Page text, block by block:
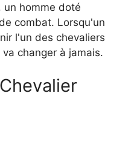
homme doté
combat. Lorsqu'un
l'un des chevaliers
changer à jamais.